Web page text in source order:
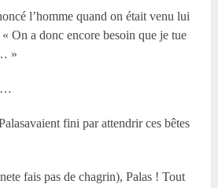
l’homme quand on était venu lui
On a donc encore besoin que je tue
»
fini par attendrir ces bêtes
fais pas de chagrin), Palas ! Tout